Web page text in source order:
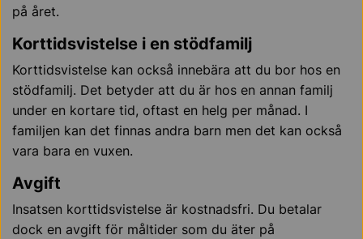
på året.
Korttidsvistelse i en stödfamilj
Korttidsvistelse kan också innebära att du bor hos en
stödfamilj. Det betyder att du är hos en annan familj
under en kortare tid, oftast en helg per månad. I
familjen kan det finnas andra barn men det kan också
vara bara en vuxen.
Avgift
Insatsen korttidsvistelse är kostnadsfri. Du betalar
dock en avgift för måltider som du äter på